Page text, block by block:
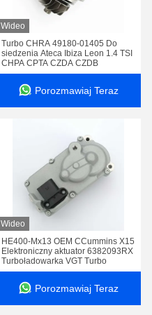
Wideo
Turbo CHRA 49180-01405 Do
siedzenia Ateca Ibiza Leon 1.4 TSI
CHPA CPTA CZDA CZDB
Porozmawiaj Teraz
Wideo
HE400-Mx13 OEM CCummins X15
Elektroniczny aktuator 6382093RX
Turboładowarka VGT Turbo
Porozmawiaj Teraz